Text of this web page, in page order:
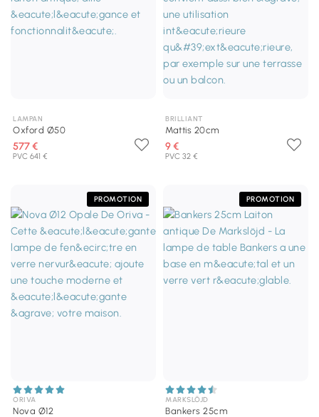
LAMPAN
Oxford Ø50
577 €
PVC 641 €
BRILLIANT
Mattis 20cm
9 €
PVC 32 €
PROMOTION
ORIVA
Nova Ø12
PROMOTION
MARKSLÖJD
Bankers 25cm